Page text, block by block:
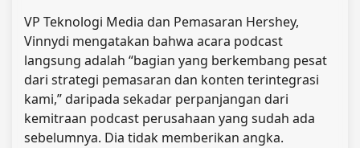
VP Teknologi Media dan Pemasaran Hershey,
Vinnydi mengatakan bahwa acara podcast
langsung adalah “bagian yang berkembang pesat
dari strategi pemasaran dan konten terintegrasi
kami,” daripada sekadar perpanjangan dari
kemitraan podcast perusahaan yang sudah ada
sebelumnya. Dia tidak memberikan angka.